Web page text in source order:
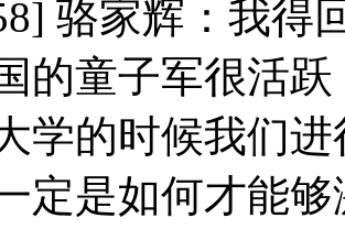
骆家辉：我得
的童子军很活
学的时候我们
定是如何才能